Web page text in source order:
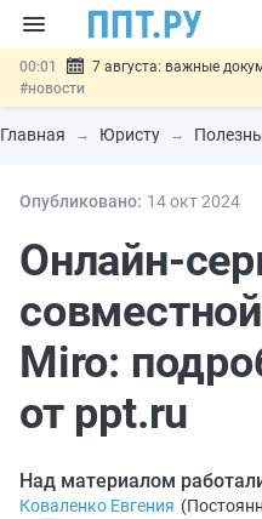
00:01
7 августа: важные
#новости
06.08 Минпромторг предложил
электроники в госзакупках
06.08 Возврат денег за
06.08
Важно
банковской гарантией#новости
Главная Юристу
Опубликовано: 14 окт2024
Онлайн-
Miro:
от ppt.ru
Над материалом
Коваленко Евгения (